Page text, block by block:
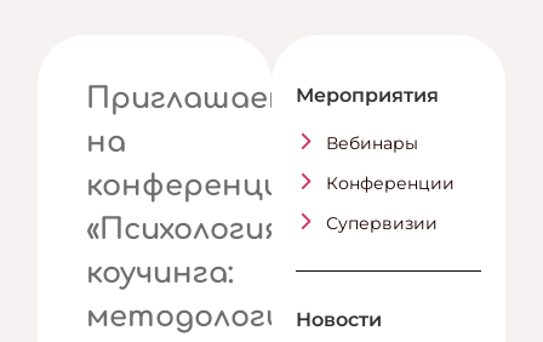
Приглашаем
на
конференцию
«Психология
коучинга:
методология,
Мероприятия
Вебинары
Конференции
Супервизии
Новости